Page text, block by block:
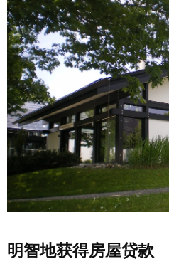
明智地获得房屋贷款